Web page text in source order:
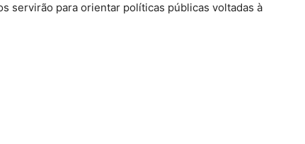
servirão para orientar políticas públicas voltadas à